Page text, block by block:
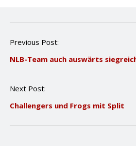
P
s
a
i
Previous Post:
NLB-Team auch auswärts
Next Post:
Challengers und Frogs mit Split